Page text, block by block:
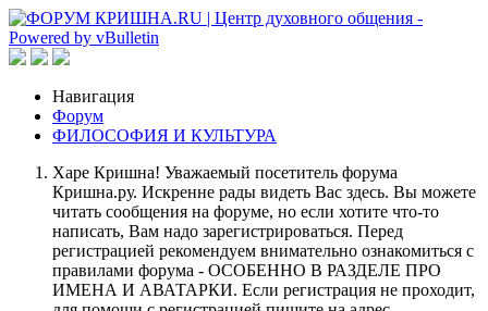
Навигация
Форум
ФИЛОСОФИЯ И КУЛЬТУРА
Харе Кришна! Уважаемый посетитель форума
Кришна.ру. Искренне рады видеть Вас здесь. Вы можете
читать сообщения на форуме, но если хотите что-то
написать, Вам надо зарегистрироваться. Перед
регистрацией рекомендуем внимательно ознакомиться с
правилами форума - ОСОБЕННО В РАЗДЕЛЕ ПРО
ИМЕНА И АВАТАРКИ. Если регистрация не проходит,